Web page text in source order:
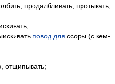
продалбливать, протыкать,
повод для ссоры (с кем-
отщипывать;